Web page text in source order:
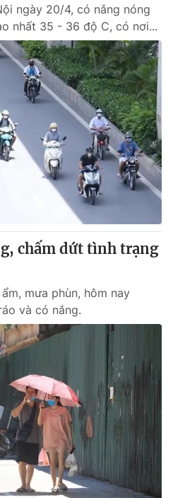
ngày 20/4, có nắng nóng
nhất 35 - 36 độ C, có nơi...
chấm dứt tình trạng
mưa phùn, hôm nay
và có nắng.